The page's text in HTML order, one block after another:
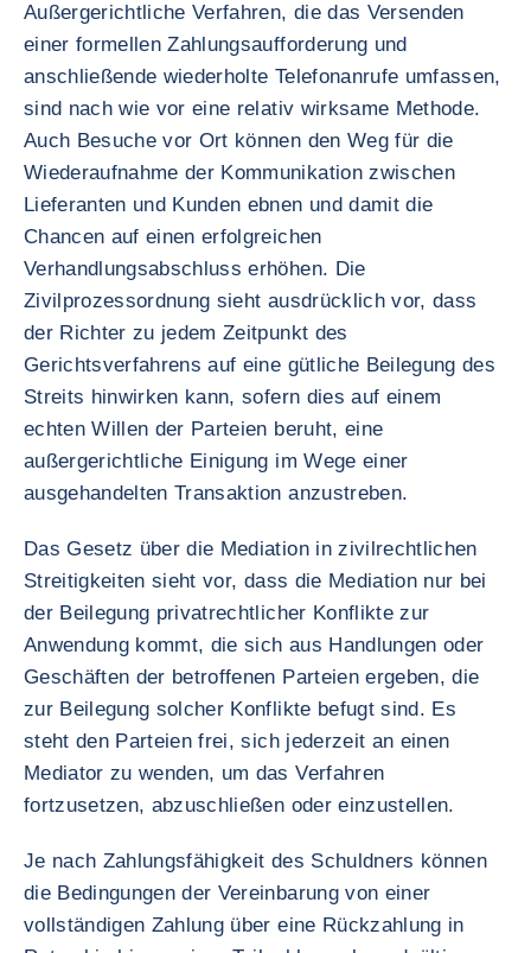
Außergerichtliche Verfahren, die das Versenden
einer formellen Zahlungsaufforderung und
anschließende wiederholte Telefonanrufe umfassen,
sind nach wie vor eine relativ wirksame Methode.
Auch Besuche vor Ort können den Weg für die
Wiederaufnahme der Kommunikation zwischen
Lieferanten und Kunden ebnen und damit die
Chancen auf einen erfolgreichen
Verhandlungsabschluss erhöhen. Die
Zivilprozessordnung sieht ausdrücklich vor, dass
der Richter zu jedem Zeitpunkt des
Gerichtsverfahrens auf eine gütliche Beilegung des
Streits hinwirken kann, sofern dies auf einem
echten Willen der Parteien beruht, eine
außergerichtliche Einigung im Wege einer
ausgehandelten Transaktion anzustreben.
Das Gesetz über die Mediation in zivilrechtlichen
Streitigkeiten sieht vor, dass die Mediation nur bei
der Beilegung privatrechtlicher Konflikte zur
Anwendung kommt, die sich aus Handlungen oder
Geschäften der betroffenen Parteien ergeben, die
zur Beilegung solcher Konflikte befugt sind. Es
steht den Parteien frei, sich jederzeit an einen
Mediator zu wenden, um das Verfahren
fortzusetzen, abzuschließen oder einzustellen.
Je nach Zahlungsfähigkeit des Schuldners können
die Bedingungen der Vereinbarung von einer
vollständigen Zahlung über eine Rückzahlung in